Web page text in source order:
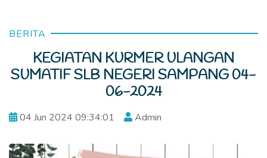
BERITA
KEGIATAN KURMER ULANGAN
SUMATIF SLB NEGERI SAMPANG 04-
06-2024
04 Jun 2024 09:34:01 Admin